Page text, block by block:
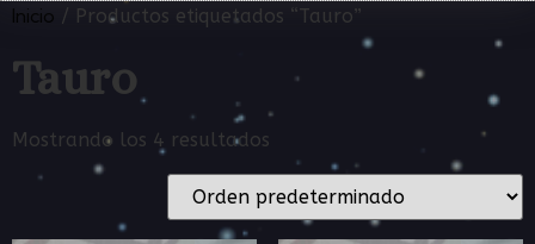
Inicio / Productos etiquetados “Tauro”
Tauro
Mostrando los 4 resultados